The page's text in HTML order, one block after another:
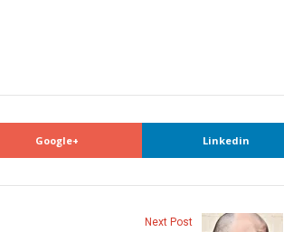
Google+ Linkedin
Next Post